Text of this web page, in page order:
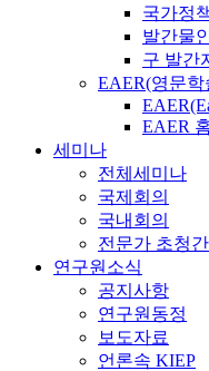
국가정
발간물
구 발간
EAER(영문학
EAER
세미나
전체세미나
국제회의
국내회의
전문가 초청
연구원소식
공지사항
연구원동정
보도자료
언론속 KIEP